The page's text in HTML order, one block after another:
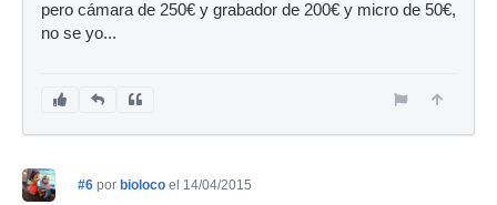
pero cámara de 250€ y grabador de 200€ y micro de 50€,
no se yo...
#6 por bioloco el 14/04/2015